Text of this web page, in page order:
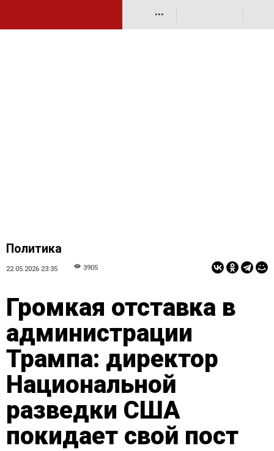
•••
Политика
22.05.2026 23:35 3905
Громкая отставка в
администрации
Трампа: директор
Национальной
разведки США
покидает свой пост